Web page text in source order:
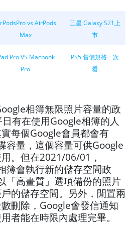
vs AirPods
Max
三星 Galaxy S21上
市
Pro VS Macbook
Pro
PS5 售價規格一次
看
相簿無限照片容量的政
有在使用Google相簿的人
每個Google會員都會有
容量，這個容量可供Google
。但在2021/06/01，
簿會執行新的儲存空間政
「高畫質」選項備份的照片
的儲存空間。另外，閒置兩
刪除，Google會發信通知
者能在時限內處理完畢。